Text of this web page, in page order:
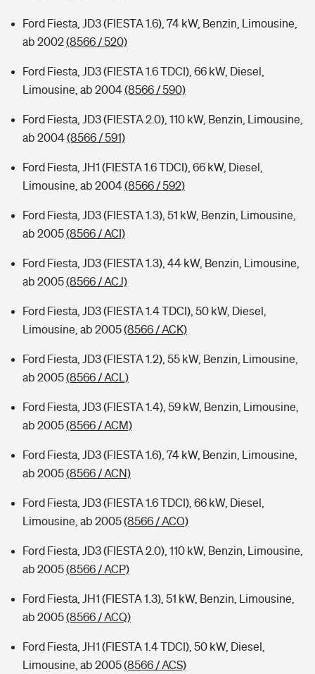
Ford Fiesta, JD3 (FIESTA 1.6), 74 kW, Benzin, Limousine,
ab 2002(8566 / 520)
Ford Fiesta, JD3 (FIESTA 1.6 TDCI), 66 kW, Diesel,
Limousine, ab 2004(8566 / 590)
Ford Fiesta, JD3 (FIESTA 2.0), 110 kW, Benzin, Limousine,
ab 2004(8566 / 591)
Ford Fiesta, JH1 (FIESTA 1.6 TDCI), 66 kW, Diesel,
Limousine, ab 2004(8566 / 592)
Ford Fiesta, JD3 (FIESTA 1.3), 51 kW, Benzin, Limousine,
ab 2005(8566 / ACI)
Ford Fiesta, JD3 (FIESTA 1.3), 44 kW, Benzin, Limousine,
ab 2005(8566 / ACJ)
Ford Fiesta, JD3 (FIESTA 1.4 TDCI), 50 kW, Diesel,
Limousine, ab 2005(8566 / ACK)
Ford Fiesta, JD3 (FIESTA 1.2), 55 kW, Benzin, Limousine,
ab 2005(8566 / ACL)
Ford Fiesta, JD3 (FIESTA 1.4), 59 kW, Benzin, Limousine,
ab 2005(8566 / ACM)
Ford Fiesta, JD3 (FIESTA 1.6), 74 kW, Benzin, Limousine,
ab 2005(8566 / ACN)
Ford Fiesta, JD3 (FIESTA 1.6 TDCI), 66 kW, Diesel,
Limousine, ab 2005(8566 / ACO)
Ford Fiesta, JD3 (FIESTA 2.0), 110 kW, Benzin, Limousine,
ab 2005(8566 / ACP)
Ford Fiesta, JH1 (FIESTA 1.3), 51 kW, Benzin, Limousine,
ab 2005(8566 / ACQ)
Ford Fiesta, JH1 (FIESTA 1.4 TDCI), 50 kW, Diesel,
Limousine, ab 2005(8566 / ACS)